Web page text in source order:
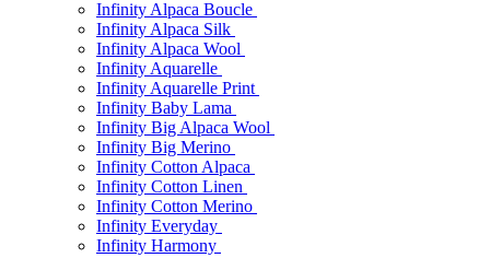
Infinity Alpaca Boucle
Infinity Alpaca Silk
Infinity Alpaca Wool
Infinity Aquarelle
Infinity Aquarelle Print
Infinity Baby Lama
Infinity Big Alpaca Wool
Infinity Big Merino
Infinity Cotton Alpaca
Infinity Cotton Linen
Infinity Cotton Merino
Infinity Everyday
Infinity Harmony